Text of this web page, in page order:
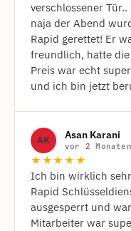
verschlossener
naja der Abend
Rapid gerettet! Er
freundlich, hatte
Preis war echt
und ich bin jetzt
AK Asan Karani
vor 2 Monaten
★★★★★
Ich bin wirklich
Rapid
ausgesperrt und
Mitarbeiter war